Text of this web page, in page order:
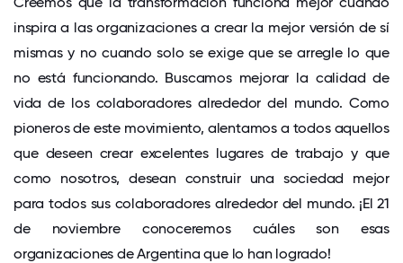
inspira a las organizaciones a crear la mejor versión de sí
mismas y no cuando solo se exige que se arregle lo que
no está funcionando. Buscamos mejorar la calidad de
vida de los colaboradores alrededor del mundo. Como
pioneros de este movimiento, alentamos a todos aquellos
que deseen crear excelentes lugares de trabajo y que
como nosotros, desean construir una sociedad mejor
para todos sus colaboradores alrededor del mundo. ¡El 21
de noviembre conoceremos cuáles son esas
organizaciones de Argentina que lo han logrado!